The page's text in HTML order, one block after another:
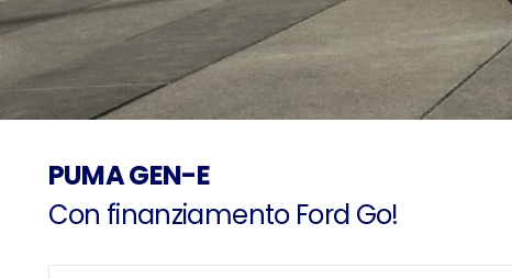
PUMA GEN-E
Con finanziamento Ford Go!